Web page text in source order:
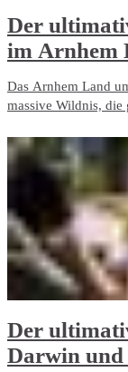
​Der
im Arnhem
Das Arnhem Land
massive Wildnis, die
gleichzeitig
aufregende
​Der
Darwin und